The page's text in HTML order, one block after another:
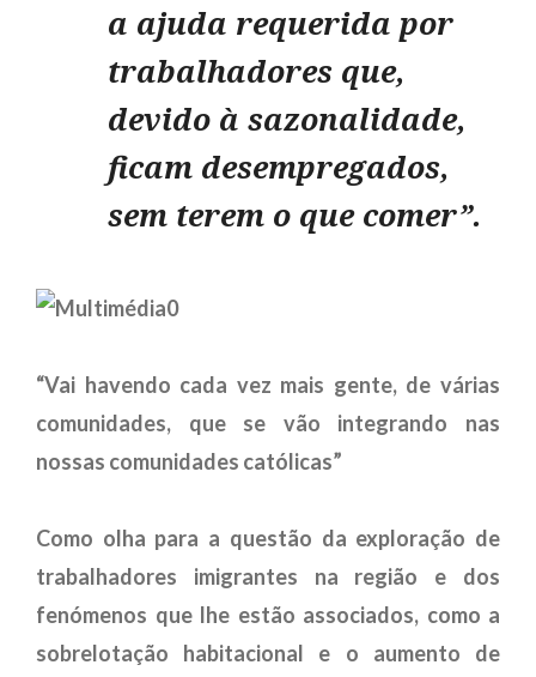
a ajuda requerida por
trabalhadores que,
devido à sazonalidade,
ficam desempregados,
sem terem o que comer”.
“Vai havendo cada vez mais gente, de várias
comunidades, que se vão integrando nas
nossas comunidades católicas”
Como olha para a questão da exploração de
trabalhadores imigrantes na região e dos
fenómenos que lhe estão associados, como a
sobrelotação habitacional e o aumento de